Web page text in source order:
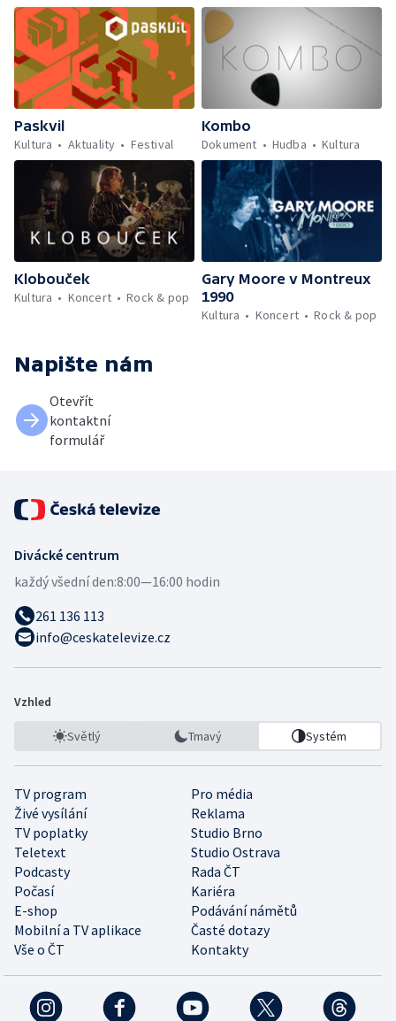
Paskvil
Kultura
Aktuality Festival
Kombo
Dokument
Hudba Kultura
Klobouček
Kultura
Koncert Rock & pop
Gary Moore v Montreux
1990
Kultura
Koncert Rock & pop
Napište nám
Otevřít
kontaktní
formulář
Divácké centrum
každý všední den:8:00—16:00 hodin
261 136 113
info@ceskatelevize.cz
Vzhled
Světlý Tmavý Systém
TV program
Pro média
Živé vysílání
Reklama
TV poplatky
Studio Brno
Teletext
Studio Ostrava
Podcasty
Rada ČT
Počasí
Kariéra
E-shop
Podávání námětů
Mobilní a TV aplikace
Časté dotazy
Vše o ČT
Kontakty